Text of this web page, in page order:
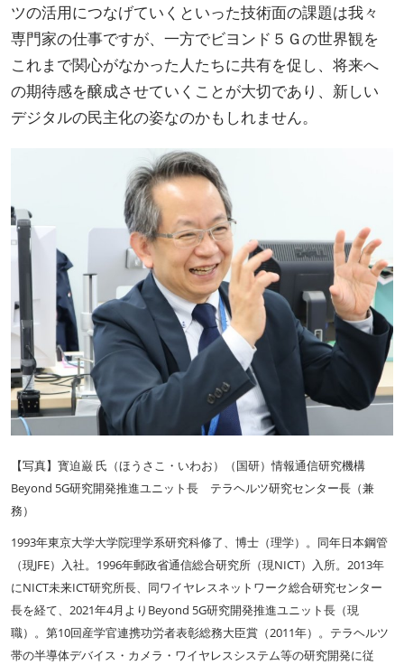
ツの活用につなげていくといった技術面の課題は我々
専門家の仕事ですが、一方でビヨンド５Ｇの世界観を
これまで関心がなかった人たちに共有を促し、将来へ
の期待感を醸成させていくことが大切であり、新しい
デジタルの民主化の姿なのかもしれません。
【写真】寳迫巌 氏（ほうさこ・いわお）（国研）情報通信研究機構
Beyond 5G研究開発推進ユニット長 テラヘルツ研究センター長（兼
務）
1993年東京大学大学院理学系研究科修了、博士（理学）。同年日本鋼管
（現JFE）入社。1996年郵政省通信総合研究所（現NICT）入所。2013年
にNICT未来ICT研究所長、同ワイヤレスネットワーク総合研究センター
長を経て、2021年4月よりBeyond 5G研究開発推進ユニット長（現
職）。第10回産学官連携功労者表彰総務大臣賞（2011年）。テラヘルツ
帯の半導体デバイス・カメラ・ワイヤレスシステム等の研究開発に従